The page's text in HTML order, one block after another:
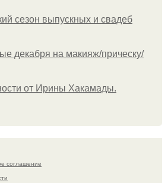
сезон выпускных и свадеб
декабря на макияж/прическу/
от Ирины Хакамады.
соглашение